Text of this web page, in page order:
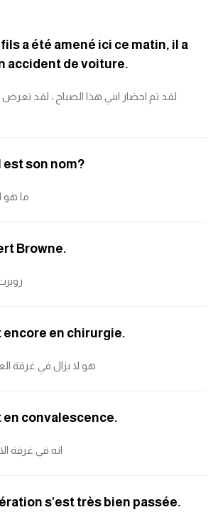
fils a été amené ici ce matin, il a
accident de voiture.
لقد تم احضار ابني هذا الصباح ، لقد
est son nom?
ما هو
Browne.
encore en chirurgie.
هو لا يزال في غرفة
en convalescence.
انه في غرفة
s'est très bien passée.